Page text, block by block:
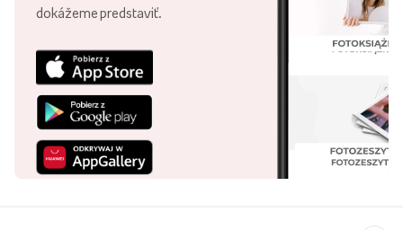
dokážeme predstaviť.